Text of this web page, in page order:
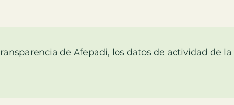
de Afepadi, los datos de actividad de